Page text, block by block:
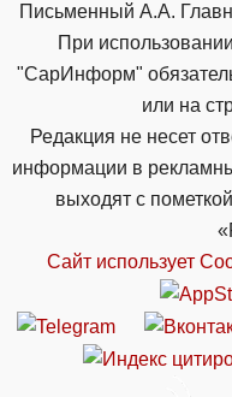
Письменный А.А.
При
"СарИнформ"
или на
Редакция не несет
информации в
выходят с
Сайт использует